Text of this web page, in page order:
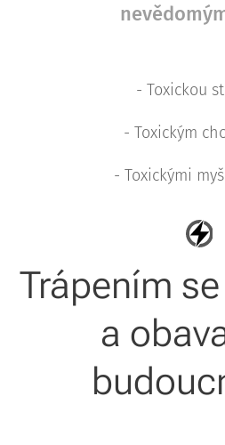
- Toxickou
- Toxickým
- Toxickými
Trápením
a